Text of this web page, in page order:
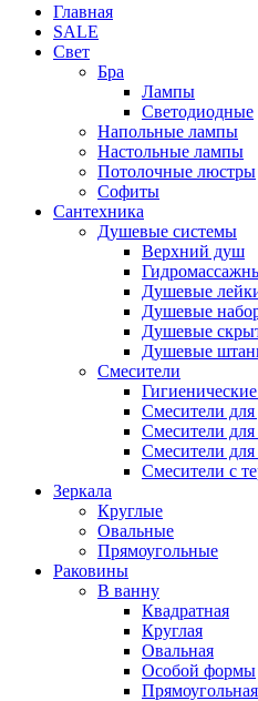
Главная
SALE
Свет
Бра
Лампы
Светодиодные
Напольные лампы
Настольные лампы
Потолочные люстры
Софиты
Сантехника
Душевые системы
Верхний душ
Душевые
Душевые
Душевые
Душевые
Смесители
Смесители
Смесители
Смесители
Смесители с
Зеркала
Круглые
Овальные
Прямоугольные
Раковины
В ванну
Квадратная
Круглая
Овальная
Особой формы
Прямоугольная